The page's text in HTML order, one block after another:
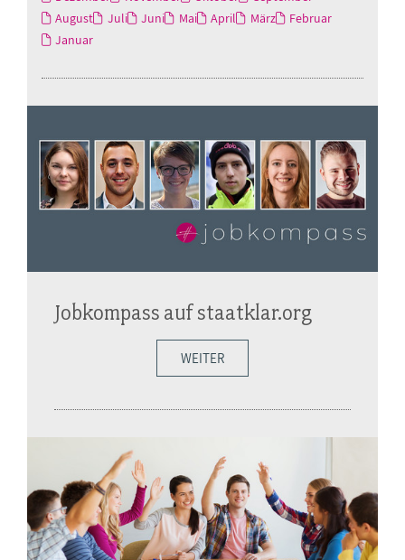
August
Juli Juni Mai April März
Februar
Januar
Jobkompass auf staatklar.org
WEITER